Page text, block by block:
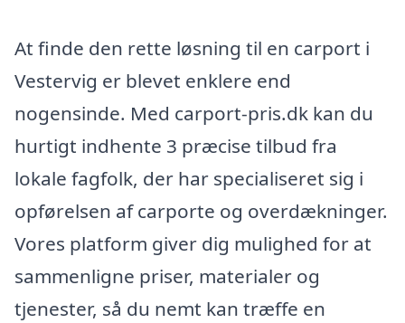
At finde den rette løsning til en carport i
Vestervig er blevet enklere end
nogensinde. Med carport-pris.dk kan du
hurtigt indhente 3 præcise tilbud fra
lokale fagfolk, der har specialiseret sig i
opførelsen af carporte og overdækninger.
Vores platform giver dig mulighed for at
sammenligne priser, materialer og
tjenester, så du nemt kan træffe en